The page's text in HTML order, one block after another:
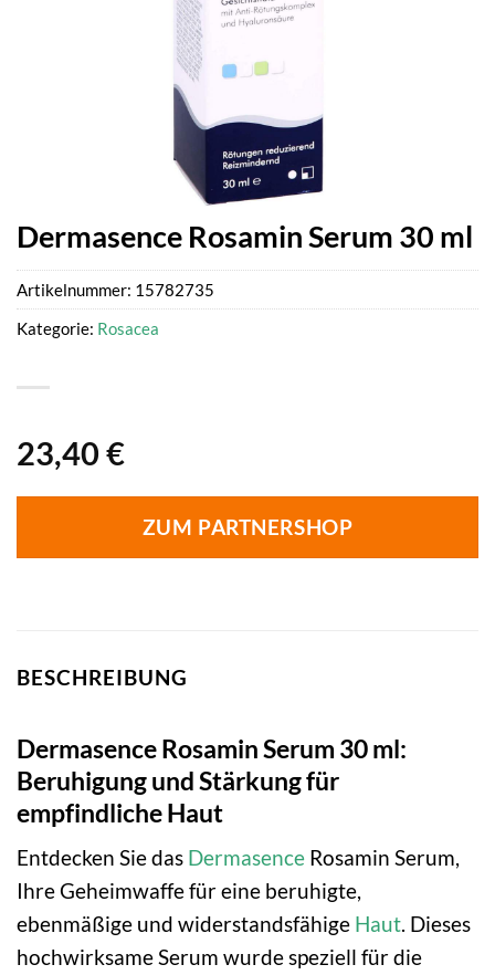
Dermasence Rosamin Serum 30 ml
23,40 €
ZUM PARTNERSHOP
Artikelnummer: 15782735
Kategorie: Rosacea
BESCHREIBUNG
Dermasence Rosamin Serum 30 ml:
Beruhigung und Stärkung für
empfindliche Haut
Entdecken Sie das Dermasence Rosamin Serum,
Ihre Geheimwaffe für eine beruhigte,
ebenmäßige und widerstandsfähige Haut. Dieses
hochwirksame Serum wurde speziell für die